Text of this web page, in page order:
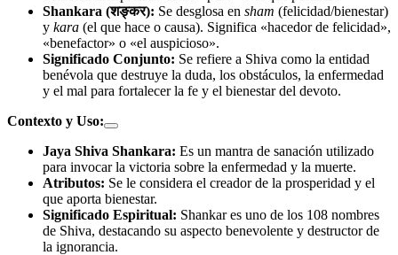
Shankara (शङ्कर): Se desglosa en sham (felicidad/bienestar)
y kara (el que hace o causa). Significa «hacedor de felicidad»,
«benefactor» o «el auspicioso».
Significado Conjunto: Se refiere a Shiva como la entidad
benévola que destruye la duda, los obstáculos, la enfermedad
y el mal para fortalecer la fe y el bienestar del devoto.
Contexto y Uso:
Jaya Shiva Shankara: Es un mantra de sanación utilizado
para invocar la victoria sobre la enfermedad y la muerte.
Atributos: Se le considera el creador de la prosperidad y el
que aporta bienestar.
Significado Espiritual: Shankar es uno de los 108 nombres
de Shiva, destacando su aspecto benevolente y destructor de
la ignorancia.